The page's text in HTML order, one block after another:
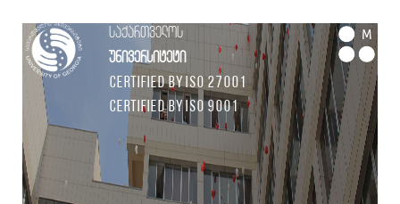
საქართველოს
უნივერსიტეტი
Certified by ISO 27001
Certified by ISO 9001
M